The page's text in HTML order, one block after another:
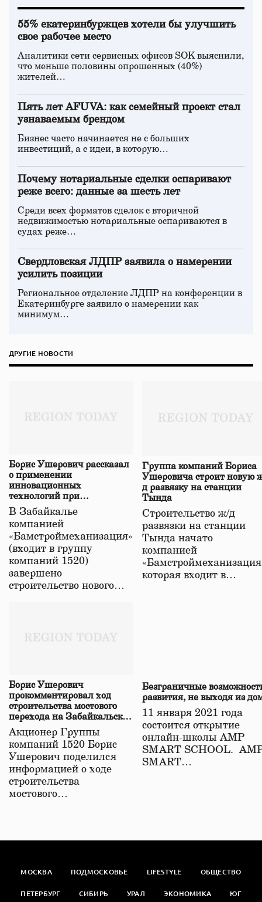
55% екатеринбуржцев хотели бы улучшить
свое рабочее место
Аналитики сети сервисных офисов SOK выяснили,
что меньше половины опрошенных (40%)
жителей…
Пять лет AFUVA: как семейный проект стал
узнаваемым брендом
Бизнес часто начинается не с больших
инвестиций, а с идеи, в которую…
Почему нотариальные сделки оспаривают
реже всего: данные за шесть лет
Среди всех форматов сделок с вторичной
недвижимостью нотариальные оспариваются в
судах реже…
Свердловская ЛДПР заявила о намерении
усилить позиции
Региональное отделение ЛДПР на конференции в
Екатеринбурге заявило о намерении как
минимум…
ДРУГИЕ НОВОСТИ
Борис Ушерович рассказал
о применении
инновационных
технологий при
строительстве нового моста
в Забайкалье
В Забайкалье
компанией
«Бамстроймеханизация»
(входит в группу
компаний 1520)
завершено
строительство нового…
Группа компаний Бориса
Ушеровича строит новую
д развязку на станции
Тында
Строительство ж/д
развязки на станции
Тында начато
компанией
которая входит в…
Борис Ушерович
прокомментировал ход
строительства мостового
перехода на Забайкальской
железной дороге
Акционер Группы
компаний 1520 Борис
Ушерович поделился
информацией о ходе
строительства
мостового…
Безграничные
развития, не выходя из
11 января 2021 года
состоится открытие
онлайн-школы АМР
SMART SCHOOL.
SMART…
МОСКВА ПОДМОСКОВЬЕ LIFESTYLE ОБЩЕСТВО
ПЕТЕРБУРГ СИБИРЬ УРАЛ ЭКОНОМИКА ЮГ